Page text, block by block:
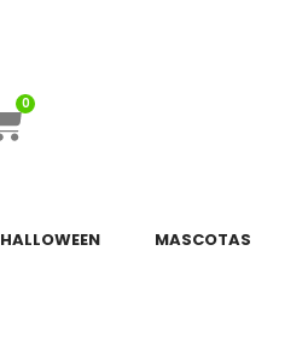
0
HALLOWEEN MASCOTAS